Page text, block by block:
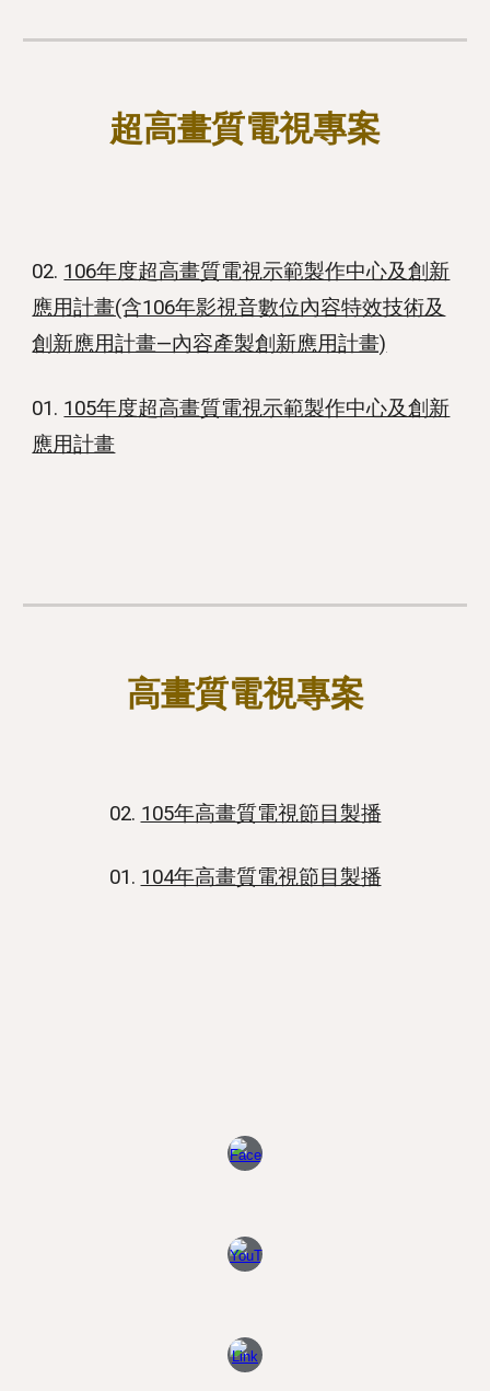
超高畫質電視專案
02. 106年度超高畫質電視示範製作中心及創新
應用計畫(含106年影視音數位內容特效技術及
創新應用計畫—內容產製創新應用計畫)
01. 105年度超高畫質電視示範製作中心及創新
應用計畫
高畫質電視專案
02. 105年高畫質電視節目製播
01. 104年高畫質電視節目製播